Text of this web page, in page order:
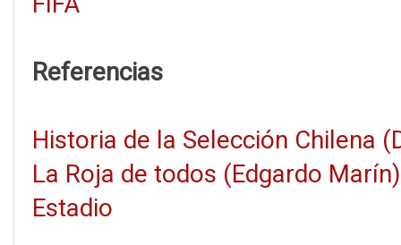
Referencias
Historia de la Selección Chilena
La Roja de todos (Edgardo Marín)
Estadio